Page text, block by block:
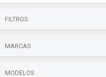
FILTROS
MARCAS
MODELOS